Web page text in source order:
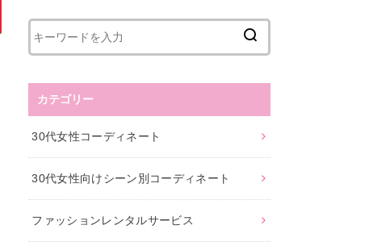
カテゴリー
30代女性コーディネート
30代女性向けシーン別コーディネート
ファッションレンタルサービス